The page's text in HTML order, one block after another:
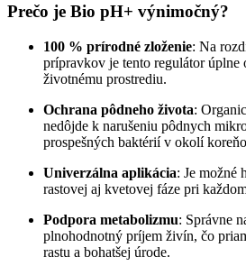
Prečo je Bio pH+ výnimočný?
100 % prírodné zloženie: Na
prípravkov je tento regulátor úplne
životnému prostrediu.
Ochrana pôdneho života:
nedôjde k narušeniu pôdnych
prospešných baktérií v okolí
Univerzálna aplikácia: Je možné
rastovej aj kvetovej fáze pri
Podpora metabolizmu: Správne
plnohodnotný príjem živín, čo
rastu a bohatšej úrode.